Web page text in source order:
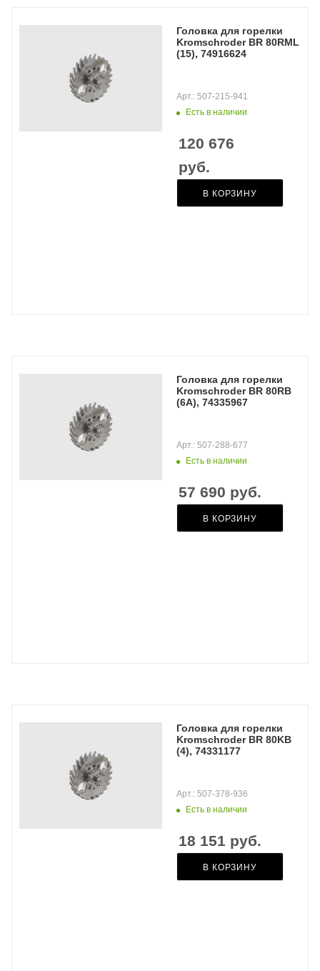
Головка для горелки
Kromschroder BR 80RML
(15), 74916624
Есть в наличии
Арт.: 507-215-941
120 676
руб.
В КОРЗИНУ
Головка для горелки
Kromschroder BR 80RB
(6A), 74335967
Есть в наличии
Арт.: 507-288-677
57 690 руб.
В КОРЗИНУ
Головка для горелки
Kromschroder BR 80KB
(4), 74331177
Есть в наличии
Арт.: 507-378-936
18 151 руб.
В КОРЗИНУ